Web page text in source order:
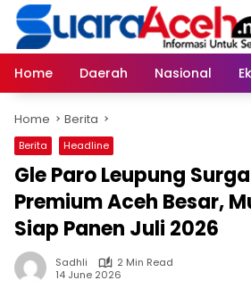
Skip
content
Home
Daerah Nasional
Home Berita
Berita Headline
Gle Paro Leupung
Premium Aceh Besar,
Siap Panen Juli 2026
Sadhli
2 Min Read
14 June 2026